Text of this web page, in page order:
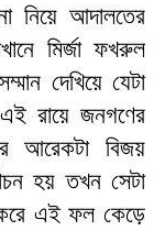
নিয়ে আদালতের
মির্জা ফখরুল
দেখিয়ে যেটা
রায়ে জনগণের
আরেকটা বিজয়
হয় তখন সেটা
এই ফল কেড়ে